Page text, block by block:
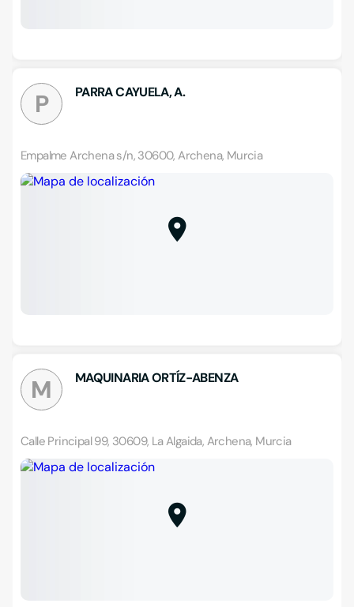
P PARRA CAYUELA, A.
Empalme Archena s/n, 30600, Archena, Murcia
M MAQUINARIA ORTÍZ-ABENZA
Calle Principal 99, 30609, La Algaida, Archena, Murcia